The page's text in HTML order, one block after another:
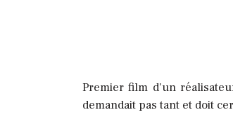
Premier film d'un
demandait pas tant et doit